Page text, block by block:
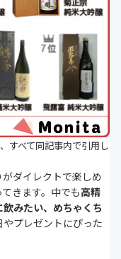
すべて同記事内で引用し
ダイレクトで楽しめ
きます。中でも高精
みたい、めちゃくち
プレゼントにぴった